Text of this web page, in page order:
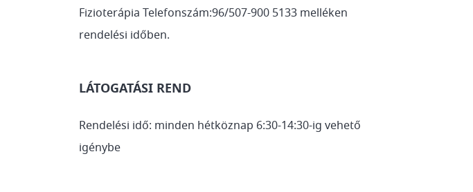
Fizioterápia Telefonszám:96/507-900 5133 melléken
rendelési időben.
LÁTOGATÁSI REND
Rendelési idő: minden hétköznap 6:30-14:30-ig vehető
igénybe